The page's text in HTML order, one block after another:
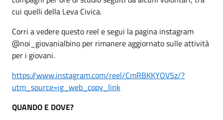
cui quelli della Leva Civica.
Corri a vedere questo reel e segui la pagina instagram
@noi_giovanialbino per rimanere aggiornato sulle attività
per i giovani.
https://www.instagram.com/reel/CmRBKKYOV5z/?
utm_source=ig_web_copy_link
QUANDO E DOVE?